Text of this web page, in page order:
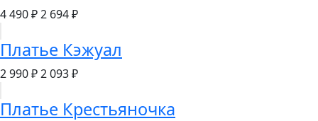
4 490 ₽2 694 ₽
Платье Кэжуал
2 990 ₽2 093 ₽
Платье Крестьяночка